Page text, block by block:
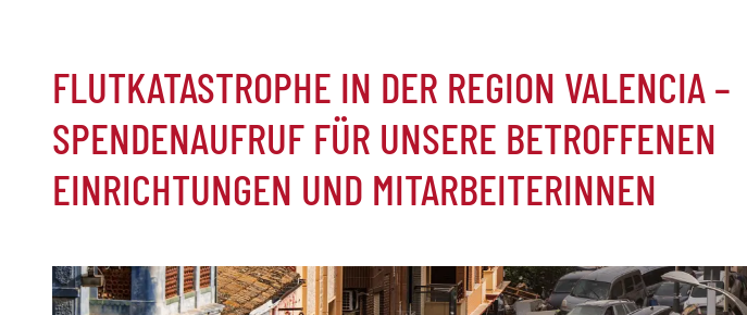
FLUTKATASTROPHE IN DER REGION VALENCIA –
SPENDENAUFRUF FÜR UNSERE BETROFFENEN
EINRICHTUNGEN UND MITARBEITERINNEN